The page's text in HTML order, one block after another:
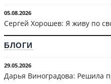
05.08.2026
Сергей Хорошев: Я живу по
БЛОГИ
29.05.2026
Дарья Виноградова: Решила